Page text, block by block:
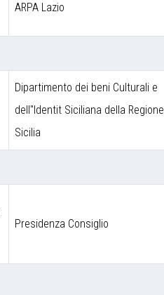
ARPA Lazio
Dipartimento dei beni Culturali e
dell''Identit Siciliana della Regione
Sicilia
Presidenza Consiglio